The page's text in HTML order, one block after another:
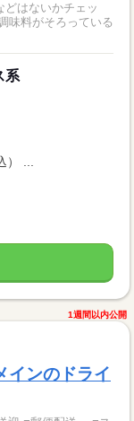
どはないかチェッ
味料がそろっている
系
） ...
1週間以内公開
インのドライ